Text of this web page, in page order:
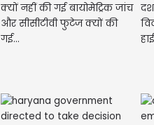
क्यों नहीं की गई बायोमेट्रिक जांच
और सीसीटीवी फुटेज क्यों की
गई...